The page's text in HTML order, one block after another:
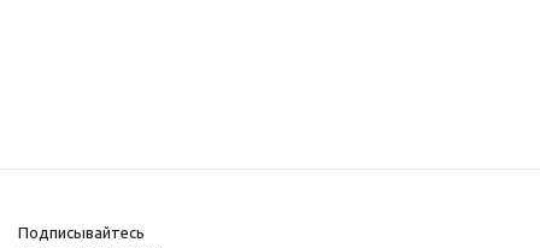
Подписывайтесь